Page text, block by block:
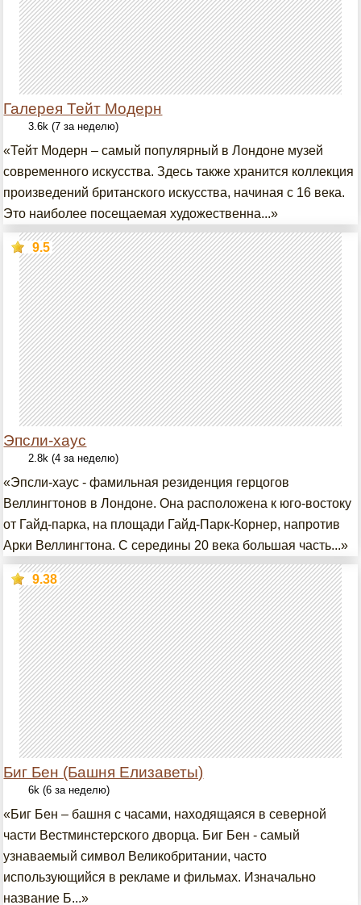
Галерея Тейт Модерн
3.6k (7 за неделю)
«Тейт Модерн – самый популярный в Лондоне музей
современного искусства. Здесь также хранится коллекция
произведений британского искусства, начиная с 16 века.
Это наиболее посещаемая художественна...»
Эпсли-хаус
9.5
2.8k (4 за неделю)
«Эпсли-хаус - фамильная резиденция герцогов
Веллингтонов в Лондоне. Она расположена к юго-востоку
от Гайд-парка, на площади Гайд-Парк-Корнер, напротив
Арки Веллингтона. С середины 20 века большая часть...»
Биг Бен (Башня Елизаветы)
9.38
6k (6 за неделю)
«Биг Бен – башня с часами, находящаяся в северной
части Вестминстерского дворца. Биг Бен - самый
узнаваемый символ Великобритании, часто
использующийся в рекламе и фильмах. Изначально
название Б...»